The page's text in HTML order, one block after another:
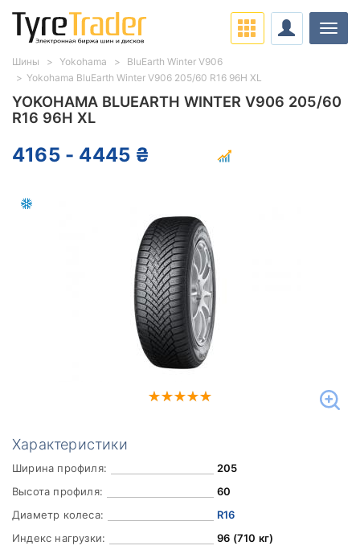
YOKOHAMA BLUEARTH WINTER V906 205/60
R16 96H XL
4165 - 4445 ₴
Характеристики
Ширина профиля:
205
Высота профиля:
60
Диаметр колеса:
R16
Индекс нагрузки:
96 (710 кг)
Шины Yokohama
BluEarth Winter V906
Yokohama BluEarth Winter V906 205/60 R16 96H XL